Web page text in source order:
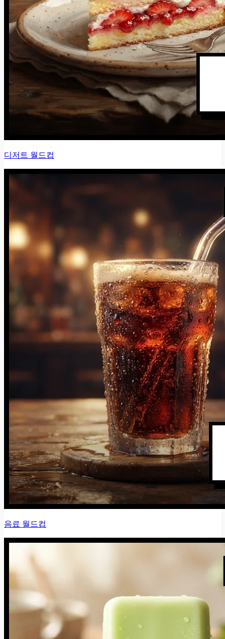
디저트 월드컵
음료 월드컵